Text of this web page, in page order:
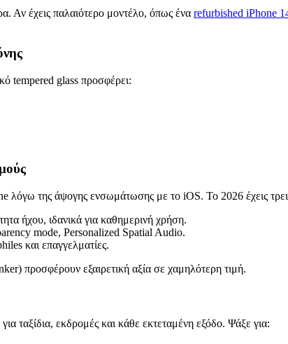
Αν έχεις παλαιότερο μοντέλο, όπως ένα refurbished iPhone
tempered glass προσφέρει:
της άψογης ενσωμάτωσης με το iOS. Το 2026 έχεις
ήχου, ιδανικά για καθημερινή χρήση.
mode, Personalized Spatial Audio.
και επαγγελματίες.
προσφέρουν εξαιρετική αξία σε χαμηλότερη τιμή.
ταξίδια, εκδρομές και κάθε εκτεταμένη εξόδο. Ψάξε για: